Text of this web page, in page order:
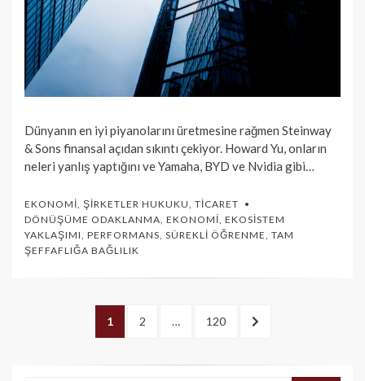
Dünyanın en iyi piyanolarını üretmesine rağmen Steinway
& Sons finansal açıdan sıkıntı çekiyor. Howard Yu, onların
neleri yanlış yaptığını ve Yamaha, BYD ve Nvidia gibi…
EKONOMI, ŞIRKETLER HUKUKU, TICARET
DÖNÜŞÜME ODAKLANMA, EKONOMI, EKOSISTEM
YAKLAŞIMI, PERFORMANS, SÜREKLI ÖĞRENME, TAM
ŞEFFAFLIĞA BAĞLILIK
dolaşımı
PAGE
1 PAGE
2 … PAGE
120
SONRAKI